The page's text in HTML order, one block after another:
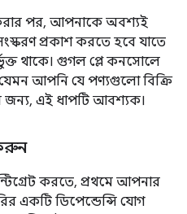
পর, আপনাকে অবশ্যই
প্রকাশ করতে হবে যাতে
থাকে। গুগল প্লে কনসোলে
আপনি যে পণ্যগুলো বিক্রি
জন্য, এই ধাপটি আবশ্যক।
করতে, প্রথমে আপনার
একটি ডিপেন্ডেন্সি যোগ